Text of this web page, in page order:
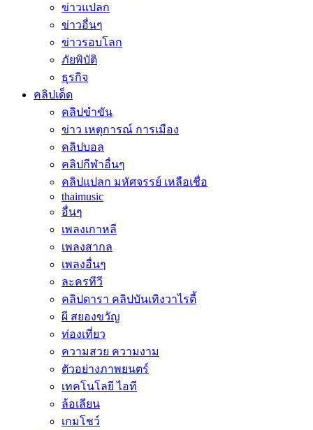
ข่าวแปลก
ข่าวอื่นๆ
ข่าวรอบโลก
ภัยพิบัติ
ธุรกิจ
คลิปเด็ด
คลิปขำขัน
ข่าว เหตุการณ์ การเมือง
คลิปบอล
คลิปกีฬาอื่นๆ
คลิปแปลก มหัศจรรย์ เหลือเชื่อ
thaimusic
อื่นๆ
เพลงเกาหลี
เพลงสากล
เพลงอื่นๆ
ละครทีวี
คลิปดารา คลิปบันเทิงวาไรตี้
ผี สยองขวัญ
ท่องเที่ยว
ความสวย ความงาม
ตัวอย่างภาพยนตร์
เทคโนโลยี ไอที
ล้อเลียน
เกมโชว์